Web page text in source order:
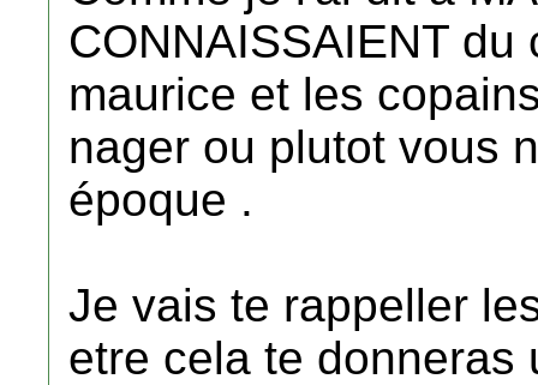
CONNAISSAIENT
maurice et les
nager ou plutot vous
époque .
Je vais te rappeller
etre cela te donneras